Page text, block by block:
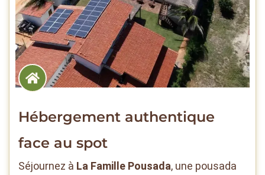
Hébergement authentique
face au spot
Séjournez à La Famille Pousada, une pousada